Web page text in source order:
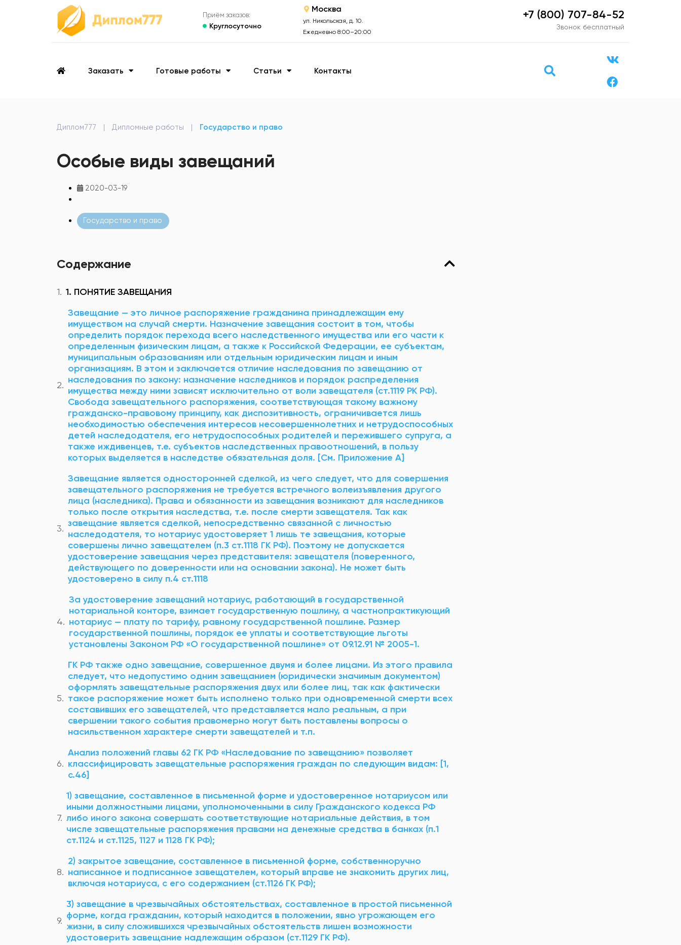
Приём заказов:
Круглосуточно
Москва
ул. Никольская, д. 10.
Ежедневно 8:00–20:00
+7 (800) 707-84-52
Звонок бесплатный
Заказать Готовые работы Статьи Контакты
Диплом777 | Дипломные работы | Государство и право
Особые виды завещаний
2020-03-19
Государство и право
Содержание
1. ПОНЯТИЕ ЗАВЕЩАНИЯ
Завещание — это личное распоряжение гражданина принадлежащим ему
имуществом на случай смерти. Назначение завещания состоит в том, чтобы
определить порядок перехода всего наследственного имущества или его части к
определенным физическим лицам, а также к Российской Федерации, ее субъектам,
муниципальным образованиям или отдельным юридическим лицам и иным
организациям. В этом и заключается отличие наследования по завещанию от
наследования по закону: назначение наследников и порядок распределения
имущества между ними зависят исключительно от воли завещателя (ст.1119 РК РФ).
Свобода завещательного распоряжения, соответствующая такому важному
гражданско-правовому принципу, как диспозитивность, ограничивается лишь
необходимостью обеспечения интересов несовершеннолетних и нетрудоспособных
детей наследодателя, его нетрудоспособных родителей и пережившего супруга, а
также иждивенцев, т.е. субъектов наследственных правоотношений, в пользу
которых выделяется в наследстве обязательная доля. [См. Приложение А]
Завещание является односторонней сделкой, из чего следует, что для совершения
завещательного распоряжения не требуется встречного волеизъявления другого
лица (наследника). Права и обязанности из завещания возникают для наследников
только после открытия наследства, т.е. после смерти завещателя. Так как
завещание является сделкой, непосредственно связанной с личностью
наследодателя, то нотариус удостоверяет 1 лишь те завещания, которые
совершены лично завещателем (п.3 ст.1118 ГК РФ). Поэтому не допускается
удостоверение завещания через представителя: завещателя (поверенного,
действующего по доверенности или на основании закона). Не может быть
удостоверено в силу п.4 ст.1118
За удостоверение завещаний нотариус, работающий в государственной
нотариальной конторе, взимает государственную пошлину, а частнопрактикующий
нотариус — плату по тарифу, равному государственной пошлине. Размер
государственной пошлины, порядок ее уплаты и соответствующие льготы
установлены Законом РФ «О государственной пошлине» от 09.12.91 № 2005-1.
ГК РФ также одно завещание, совершенное двумя и более лицами. Из этого правила
следует, что недопустимо одним завещанием (юридически значимым документом)
оформлять завещательные распоряжения двух или более лиц, так как фактически
такое распоряжение может быть исполнено только при одновременной смерти всех
составивших его завещателей, что представляется мало реальным, а при
свершении такого события правомерно могут быть поставлены вопросы о
насильственном характере смерти завещателей и т.п.
Анализ положений главы 62 ГК РФ «Наследование по завещанию» позволяет
классифицировать завещательные распоряжения граждан по следующим видам: [1,
с.46]
1) завещание, составленное в письменной форме и удостоверенное нотариусом или
иными должностными лицами, уполномоченными в силу Гражданского кодекса РФ
либо иного закона совершать соответствующие нотариальные действия, в том
числе завещательные распоряжения правами на денежные средства в банках (п.1
ст.1124 и ст.1125, 1127 и 1128 ГК РФ);
2) закрытое завещание, составленное в письменной форме, собственноручно
написанное и подписанное завещателем, который вправе не знакомить других лиц,
включая нотариуса, с его содержанием (ст.1126 ГК РФ);
3) завещание в чрезвычайных обстоятельствах, составленное в простой письменной
форме, когда гражданин, который находится в положении, явно угрожающем его
жизни, в силу сложившихся чрезвычайных обстоятельств лишен возможности
удостоверить завещание надлежащим образом (ст.1129 ГК РФ).